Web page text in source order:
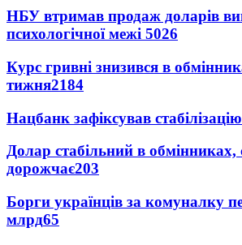
НБУ втримав продаж доларів
психологічної межі 5026
Курс гривні знизився в
тижня2184
Нацбанк зафіксував
Долар стабільний в обмінниках,
дорожчає203
Борги українців за комуналку
млрд65